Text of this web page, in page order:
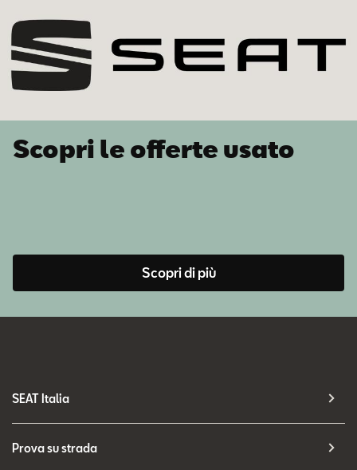
Scopri le offerte usato
Scopri di più
SEAT Italia
Prova su strada